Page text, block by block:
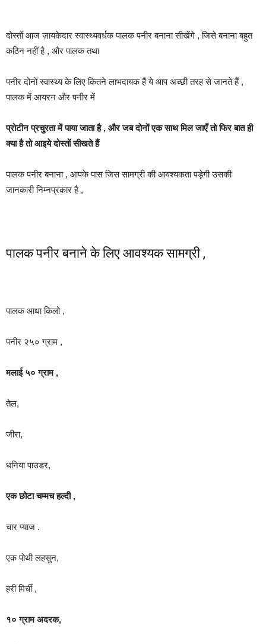
दोस्तों आज ज़ायकेदार स्वास्थ्यवर्धक पालक पनीर बनाना सीखेंगे , जिसे बनाना बहुत
कठिन नहीं है , और पालक तथा
पनीर दोनों स्वास्थ्य के लिए कितने लाभदायक हैं ये आप अच्छी तरह से जानते हैं ,
पालक में आयरन और पनीर में
प्रोटीन प्रचुरता में पाया जाता है , और जब दोनों एक साथ मिल जाएँ तो फिर बात ही
क्या है तो आइये दोस्तों सीखते हैं
पालक पनीर बनाना , आपके पास जिस सामग्री की आवश्यकता पड़ेगी उसकी
जानकारी निम्नप्रकार है ,
पालक पनीर बनाने के लिए आवश्यक सामग्री ,
पालक आधा किलो ,
पनीर २५० ग्राम ,
मलाई ५० ग्राम ,
तेल,
जीरा,
धनिया पाउडर,
एक छोटा चम्मच हल्दी ,
चार प्याज .
एक पोथी लहसुन,
हरी मिर्ची ,
१० ग्राम अदरक,